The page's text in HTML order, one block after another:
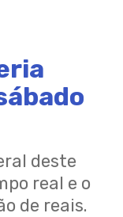
deste
real e o
de reais.